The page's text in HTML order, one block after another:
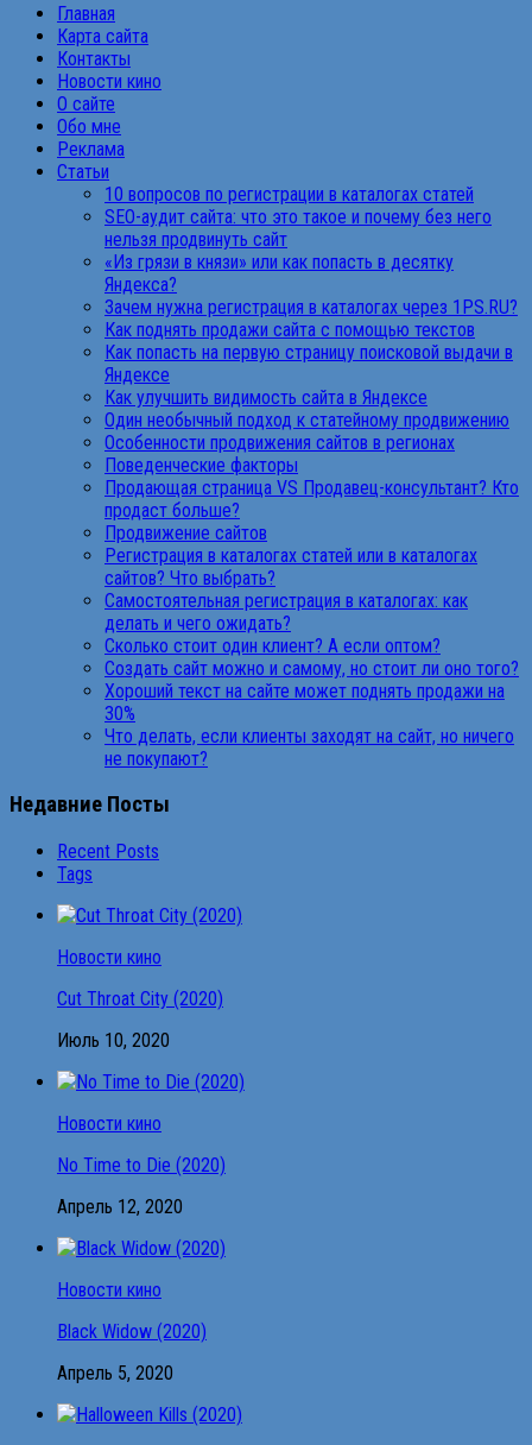
Главная
Карта сайта
Контакты
Новости кино
О сайте
Обо мне
Реклама
Статьи
10 вопросов по регистрации в каталогах статей
SEO-аудит сайта: что это такое и почему без него
нельзя продвинуть сайт
«Из грязи в князи» или как попасть в десятку
Яндекса?
Зачем нужна регистрация в каталогах через 1PS.RU?
Как поднять продажи сайта с помощью текстов
Как попасть на первую страницу поисковой выдачи в
Яндексе
Как улучшить видимость сайта в Яндексе
Один необычный подход к статейному продвижению
Особенности продвижения сайтов в регионах
Поведенческие факторы
Продающая страница VS Продавец-консультант? Кто
продаст больше?
Продвижение сайтов
Регистрация в каталогах статей или в каталогах
сайтов? Что выбрать?
Самостоятельная регистрация в каталогах: как
делать и чего ожидать?
Сколько стоит один клиент? А если оптом?
Создать сайт можно и самому, но стоит ли оно того?
Хороший текст на сайте может поднять продажи на
30%
Что делать, если клиенты заходят на сайт, но ничего
не покупают?
Недавние Посты
Recent Posts
Tags
Новости кино
Cut Throat City (2020)
Июль 10, 2020
Новости кино
No Time to Die (2020)
Апрель 12, 2020
Новости кино
Black Widow (2020)
Апрель 5, 2020